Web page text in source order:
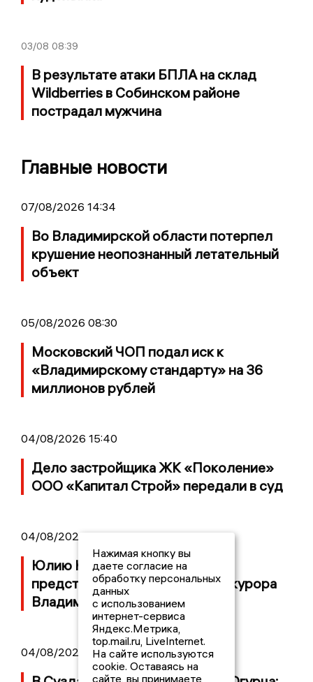
03/08 08:39
В результате атаки БПЛА на склад
Wildberries в Собинском районе
пострадал мужчина
Главные новости
07/08/2026 14:34
Во Владимирской области потерпел
крушение неопознанный летательный
объект
05/08/2026 08:30
Московский ЧОП подал иск к
«Владимирскому стандарту» на 36
миллионов рублей
04/08/2026 15:40
Дело застройщика ЖК «Поколение»
ООО «Капитал Строй» передали в суд
04/08/2026 11:36
Юлию Калистову официально
представили в должности прокурора
Владимирской области
04/08/2026 09:01
Нажимая кнопку вы
даете согласие на
обработку персональных
данных
с использованием
интернет-сервиса
Яндекс.Метрика,
top.mail.ru, LiveInternet.
На сайте используются
cookie. Оставаясь на
сайте, вы принимаете